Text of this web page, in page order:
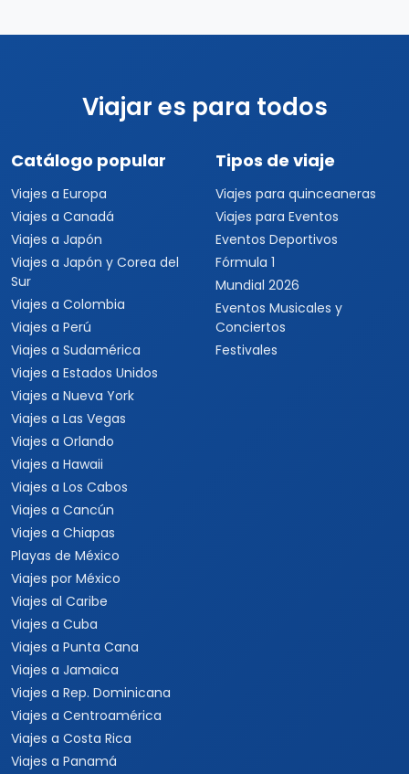
Viajar es para todos
Catálogo popular
Viajes a Europa
Viajes a Canadá
Viajes a Japón
Viajes a Japón y Corea del
Sur
Viajes a Colombia
Viajes a Perú
Viajes a Sudamérica
Viajes a Estados Unidos
Viajes a Nueva York
Viajes a Las Vegas
Viajes a Orlando
Viajes a Hawaii
Viajes a Los Cabos
Viajes a Cancún
Viajes a Chiapas
Playas de México
Viajes por México
Viajes al Caribe
Viajes a Cuba
Viajes a Punta Cana
Viajes a Jamaica
Viajes a Rep. Dominicana
Viajes a Centroamérica
Viajes a Costa Rica
Viajes a Panamá
Tipos de viaje
Viajes para quinceaneras
Viajes para Eventos
Eventos Deportivos
Fórmula 1
Mundial 2026
Eventos Musicales y
Conciertos
Festivales